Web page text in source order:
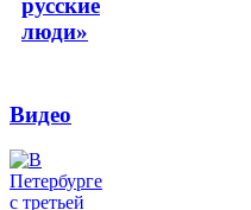
русские
люди»
Видео